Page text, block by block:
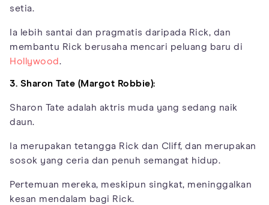
setia.
Ia lebih santai dan pragmatis daripada Rick, dan
membantu Rick berusaha mencari peluang baru di
Hollywood.
3. Sharon Tate (Margot Robbie):
Sharon Tate adalah aktris muda yang sedang naik
daun.
Ia merupakan tetangga Rick dan Cliff, dan merupakan
sosok yang ceria dan penuh semangat hidup.
Pertemuan mereka, meskipun singkat, meninggalkan
kesan mendalam bagi Rick.